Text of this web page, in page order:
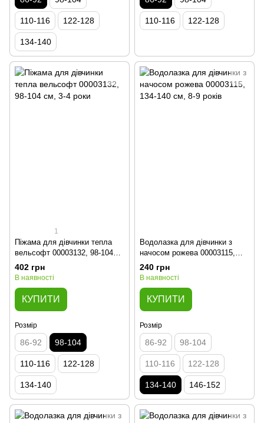
110-116 122-128
134-140
110-116 122-128
1
Піжама для дівчинки тепла
вельсофт 00003132, 98-104
см, 3-4 роки
402 грн
В наявності
КУПИТИ
Розмір
86-92 98-104
110-116 122-128
134-140
Водолазка для дівчинки з
начосом рожева 00003115,
134-140 см, 8-9 років
240 грн
В наявності
КУПИТИ
Розмір
86-92 98-104
110-116 122-128
134-140 146-152